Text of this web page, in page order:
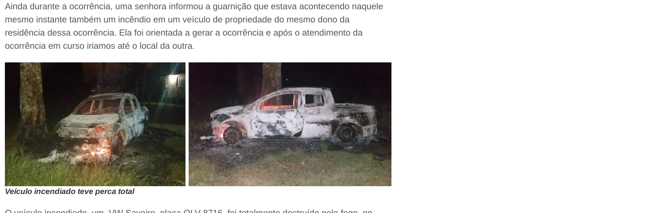
Ainda durante a ocorrência, uma senhora informou a guarnição que estava acontecendo naquele
mesmo instante também um incêndio em um veículo de propriedade do mesmo dono da
residência dessa ocorrência. Ela foi orientada a gerar a ocorrência e após o atendimento da
ocorrência em curso iriamos até o local da outra.
Veículo incendiado teve perca total